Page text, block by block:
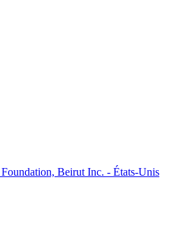
Beirut Inc. - États-Unis